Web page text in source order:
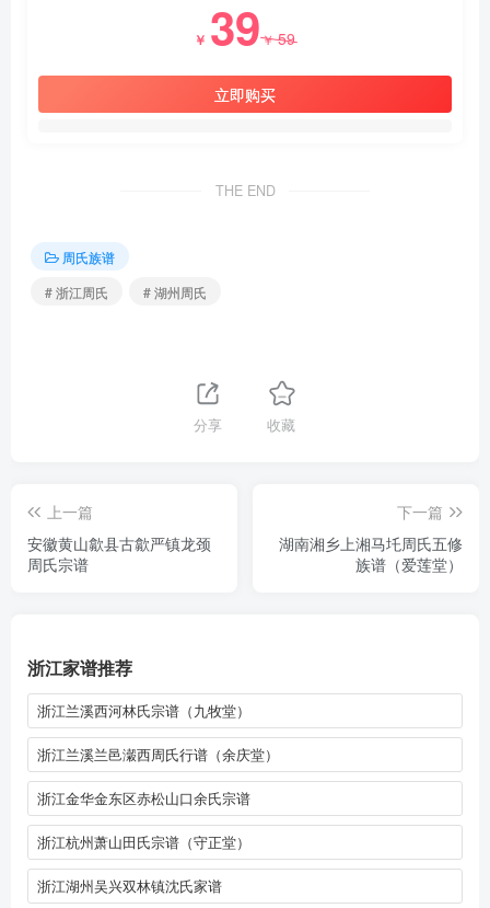
￥ 39￥59
立即购买
THE END
周氏族谱
# 浙江周氏
# 湖州周氏
分享 收藏
上一篇
安徽黄山歙县古歙严镇龙颈
周氏宗谱
下一篇
湖南湘乡上湘马圫周氏五修
族谱（爱莲堂）
浙江家谱推荐
浙江兰溪西河林氏宗谱（九牧堂）
浙江兰溪兰邑瀔西周氏行谱（余庆堂）
浙江金华金东区赤松山口余氏宗谱
浙江杭州萧山田氏宗谱（守正堂）
浙江湖州吴兴双林镇沈氏家谱